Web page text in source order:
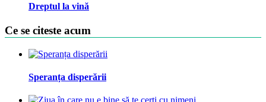
Dreptul la vină
Ce se citeste acum
Speranța disperării